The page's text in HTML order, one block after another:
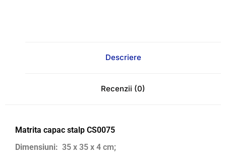
Descriere
Recenzii (0)
Matrita capac stalp CS0075
Dimensiuni: 35 x 35 x 4 cm;